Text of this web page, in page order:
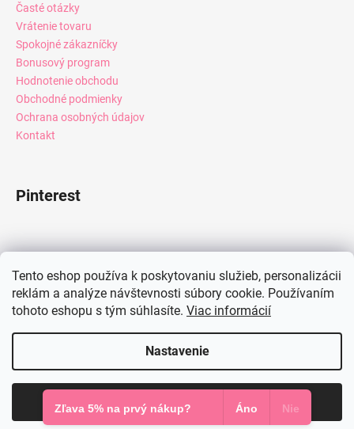
Tento eshop používa k poskytovaniu služieb, personalizácii
reklám a analýze návštevnosti súbory cookie. Používaním
tohoto eshopu s tým súhlasíte. Viac informácií
Nastavenie
Súhlasím
Časté otázky
Vrátenie tovaru
Spokojné zákazníčky
Bonusový program
Hodnotenie obchodu
Obchodné podmienky
Ochrana osobných údajov
Kontakt
Pinterest
Instagram
Copyright 2026
Mia Dresses . Všetky práva vyhradené.
Zľava 5% na prvý nákup? Áno Nie